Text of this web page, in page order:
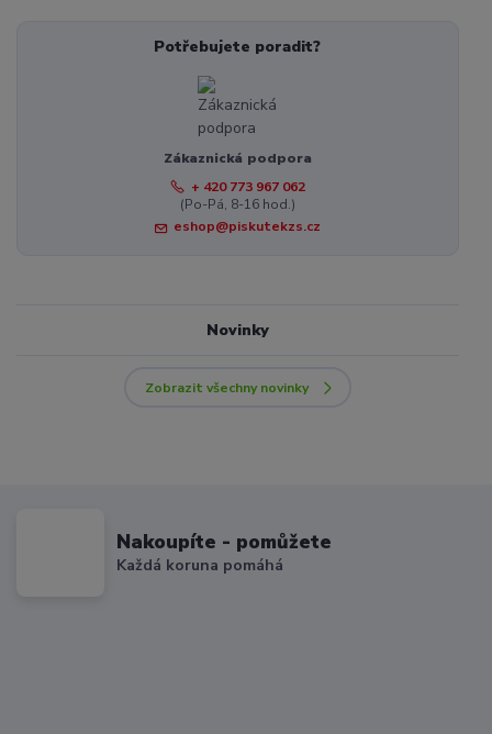
Potřebujete poradit?
Zákaznická podpora
+ 420 773 967 062
(Po-Pá, 8-16 hod.)
eshop@piskutekzs.cz
Novinky
Zobrazit všechny novinky
Nakoupíte - pomůžete
Každá koruna pomáhá